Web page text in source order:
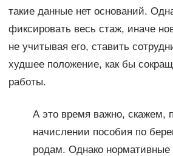
такие данные нет оснований.
фиксировать весь стаж, иначе
не учитывая его, ставить
худшее положение, как бы
работы.
А это время важно, скажем,
начислении пособия по
родам. Однако нормативные